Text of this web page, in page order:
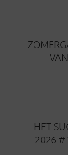
HET
2026